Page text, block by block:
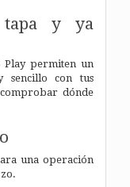
tapa y ya
Play permiten un
sencillo con tus
dónde
una operación